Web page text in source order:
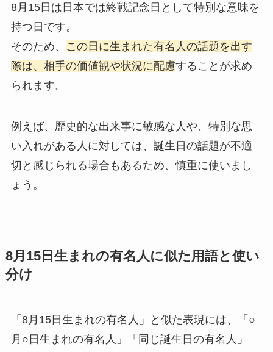
8月15日は日本では終戦記念日として特別な意味を
持つ日です。
そのため、
この日に生まれた有名人の話題を出す
際は、相手の価値観や状況に配慮することが求め
られます。
例えば、歴史的な出来事に敏感な人や、特別な思
い入れがある人に対しては、誕生日の話題が不適
切と感じられる場合もあるため、慎重に使いまし
ょう。
8月15日生まれの有名人に似た用語と使い
分け
「8月15日生まれの有名人」と似た表現には、「○
月○日生まれの有名人」「同じ誕生日の有名人」